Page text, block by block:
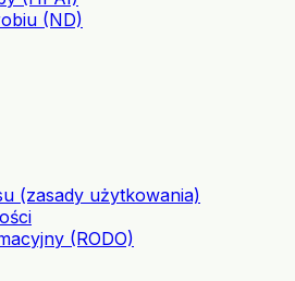
(ND)
(zasady użytkowania)
(RODO)